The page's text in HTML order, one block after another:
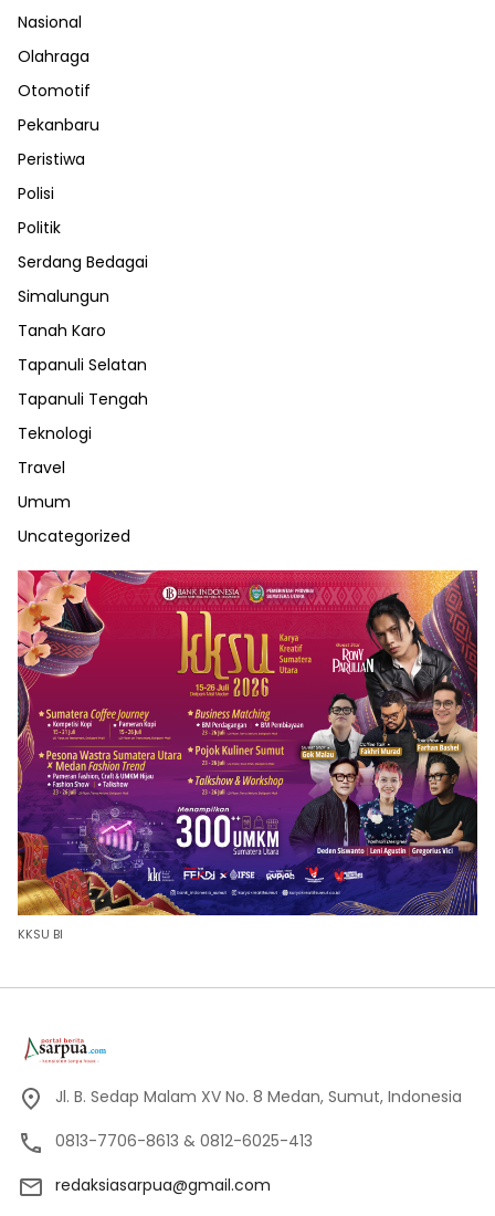
Nasional
Olahraga
Otomotif
Pekanbaru
Peristiwa
Polisi
Politik
Serdang Bedagai
Simalungun
Tanah Karo
Tapanuli Selatan
Tapanuli Tengah
Teknologi
Travel
Umum
Uncategorized
KKSU BI
Jl. B. Sedap Malam XV No. 8 Medan, Sumut, Indonesia
0813-7706-8613 & 0812-6025-413
redaksiasarpua@gmail.com